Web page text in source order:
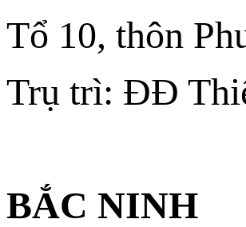
Tổ 10, thôn
Trụ trì: ĐĐ
BẮC NINH